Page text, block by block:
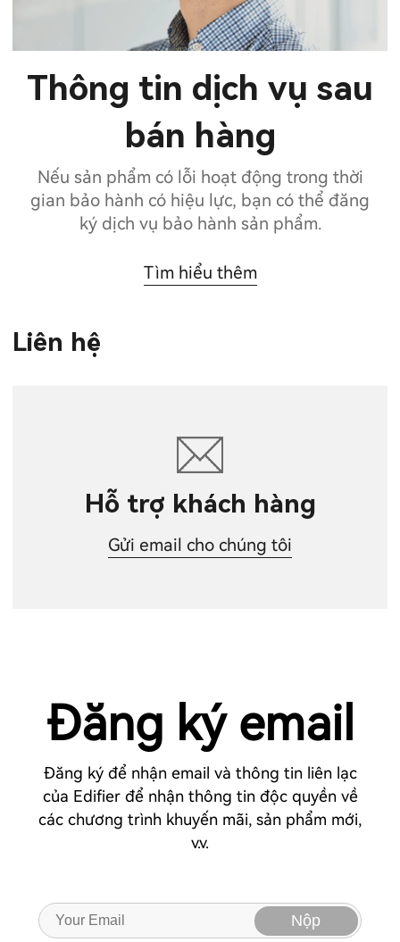
Thông tin dịch vụ sau
bán hàng
Nếu sản phẩm có lỗi hoạt động trong thời
gian bảo hành có hiệu lực, bạn có thể đăng
ký dịch vụ bảo hành sản phẩm.
Tìm hiểu thêm
Liên hệ
Hỗ trợ khách hàng
Gửi email cho chúng tôi
Đăng ký email
Đăng ký để nhận email và thông tin liên lạc
của Edifier để nhận thông tin độc quyền về
các chương trình khuyến mãi, sản phẩm mới,
v.v.
Nộp